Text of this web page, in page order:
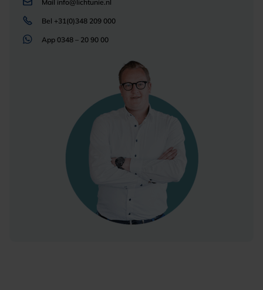
Mail info@lichtunie.nl
Bel +31(0)348 209 000
App 0348 – 20 90 00